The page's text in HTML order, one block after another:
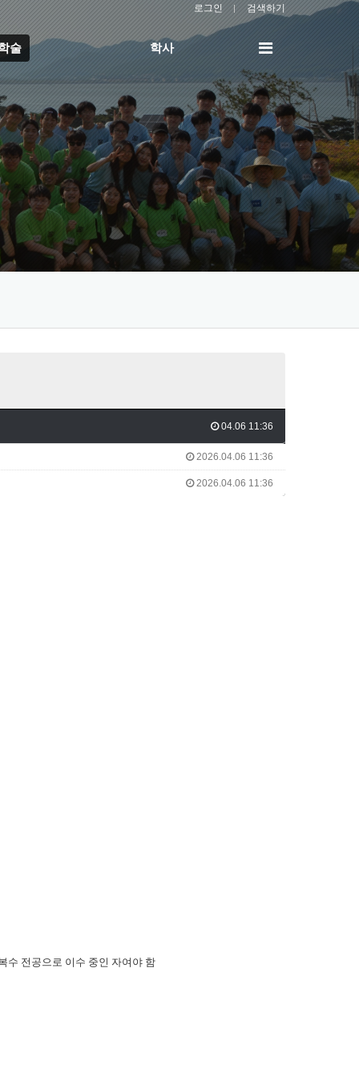
로그인 검색하기
술 학사
전
메
뉴
04.06 11:36
2026.04.06 11:36
2026.04.06 11:36
수 전공으로 이수 중인 자여야 함